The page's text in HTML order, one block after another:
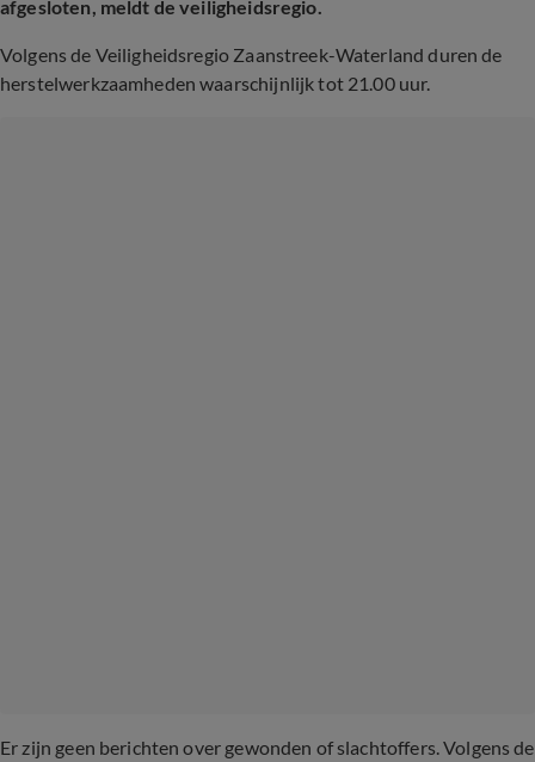
afgesloten, meldt de veiligheidsregio.
Volgens de Veiligheidsregio Zaanstreek-Waterland duren de
herstelwerkzaamheden waarschijnlijk tot 21.00 uur.
Er zijn geen berichten over gewonden of slachtoffers. Volgens de